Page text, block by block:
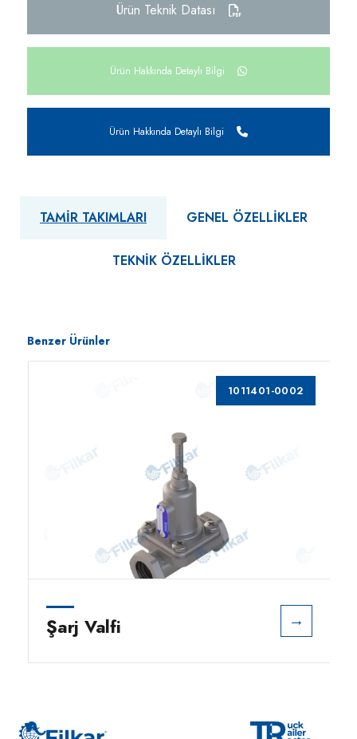
Ürün Teknik Datası
Ürün Hakkında Detaylı Bilgi
Ürün Hakkında Detaylı Bilgi
TAMIR TAKIMLARI GENEL ÖZELLIKLER
TEKNIK ÖZELLIKLER
Benzer Ürünler
1011401-0002
Şarj Valfi →